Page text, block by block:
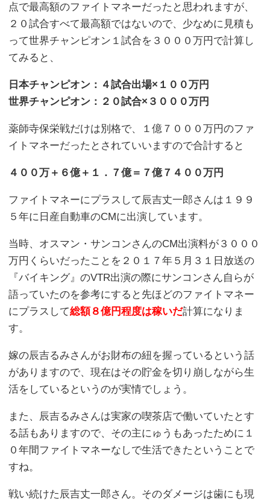
点で最高額のファイトマネーだったと思われますが、
２０試合すべて最高額ではないので、少なめに見積も
って世界チャンピオン１試合を３０００万円で計算し
てみると、
日本チャンピオン：４試合出場×１００万円
世界チャンピオン：２０試合×３０００万円
薬師寺保栄戦だけは別格で、１億７０００万円のファ
イトマネーだったとされていいますので合計すると
４００万＋６億＋１．７億＝７億７４００万円
ファイトマネーにプラスして辰吉丈一郎さんは１９９
５年に日産自動車のCMに出演しています。
当時、オスマン・サンコンさんのCM出演料が３０００
万円くらいだったことを２０１７年５月３１日放送の
『バイキング』のVTR出演の際にサンコンさん自らが
語っていたのを参考にすると先ほどのファイトマネー
にプラスして総額８億円程度は稼いだ計算になりま
す。
嫁の辰吉るみさんがお財布の紐を握っているという話
がありますので、現在はその貯金を切り崩しながら生
活をしているというのが実情でしょう。
また、辰吉るみさんは実家の喫茶店で働いていたとす
る話もありますので、その主にゅうもあったために１
０年間ファイトマネーなしで生活できたということで
すね。
戦い続けた辰吉丈一郎さん。そのダメージは歯にも現